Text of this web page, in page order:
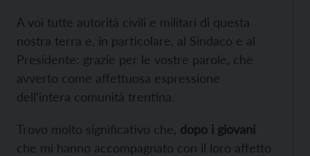
A voi tutte autorità civili e militari di questa
nostra terra e, in particolare, al Sindaco e al
Presidente: grazie per le vostre parole, che
avverto come affettuosa espressione
dell’intera comunità trentina.
Trovo molto significativo che, dopo i giovani
che mi hanno accompagnato con il loro affetto